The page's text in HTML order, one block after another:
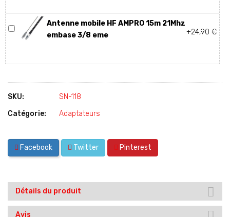
Antenne mobile HF AMPRO 15m 21Mhz
embase 3/8 eme
+24,90 €
SKU:
SN-118
Catégorie:
Adaptateurs
Facebook Twitter Pinterest
Détails du produit
Avis